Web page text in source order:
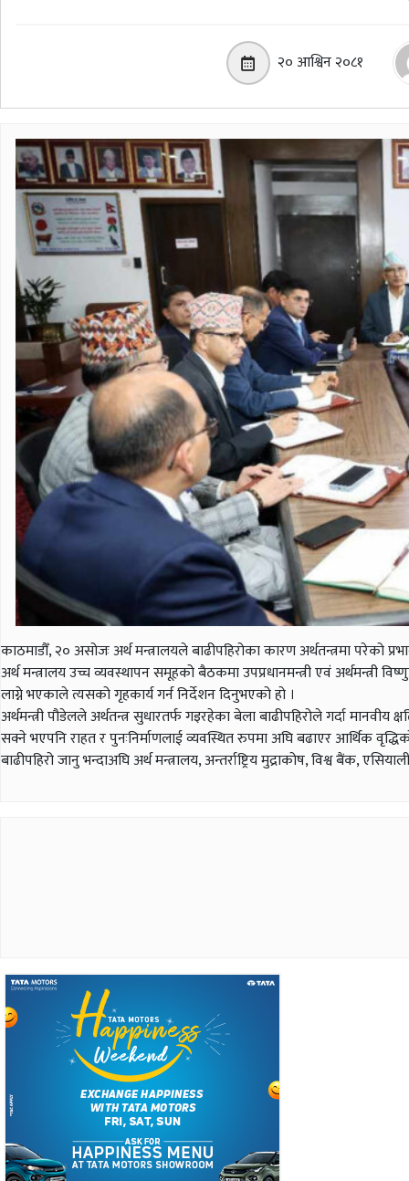
२० आश्विन २०८१
काठमाडौँ, २० असोजः अर्थ मन्त्रालयले बाढीपहिरोका कारण अर्थतन्त्रमा परेको
अर्थ मन्त्रालय उच्च व्यवस्थापन समूहको बैठकमा उपप्रधानमन्त्री एवं अर्थमन्त्री
लाग्ने भएकाले त्यसको गृहकार्य गर्न निर्देशन दिनुभएको हो ।
अर्थमन्त्री पौडेलले अर्थतन्त्र सुधारतर्फ गइरहेका बेला बाढीपहिरोले गर्दा
सक्ने भएपनि राहत र पुनःनिर्माणलाई व्यवस्थित रुपमा अघि बढाएर आर्थिक
बाढीपहिरो जानु भन्दाअघि अर्थ मन्त्रालय, अन्तर्राष्ट्रिय मुद्राकोष, विश्व बैंक,